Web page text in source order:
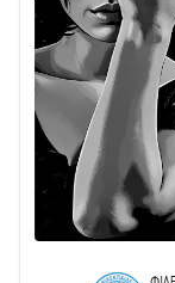
28/07 • 21:46
Διαβάστε την
24/07 • 11:31
ΕΚΤΑΚΤΟ –
ΠΥΡΟΣΒΕΣΤΙΚΗ
ΓΡΑΝΙΤΣΑ
24/07 • 11:03
ΤΟ ΠΑΡΤΥ